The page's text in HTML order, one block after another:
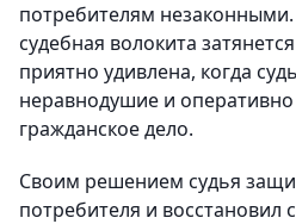
потребителям незаконными.
судебная волокита
приятно удивлена, когда
неравнодушие и
гражданское дело.
Своим решением судья
потребителя и восстановил